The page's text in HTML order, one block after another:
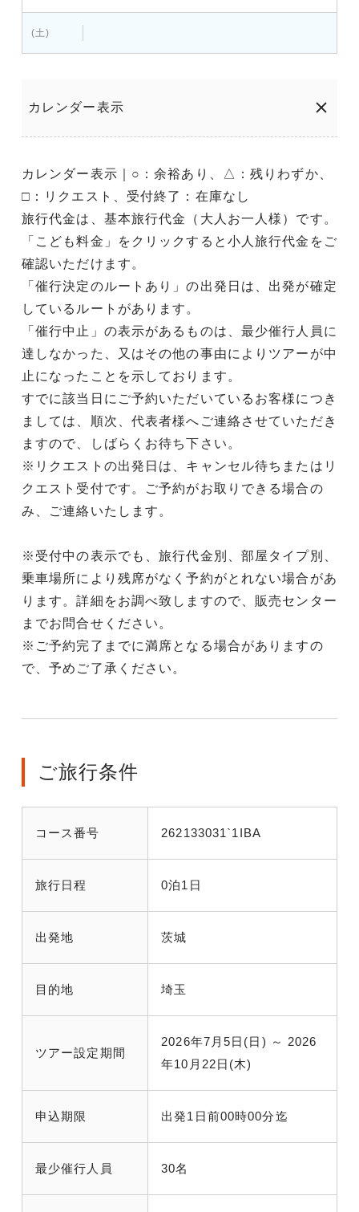
(土)
カレンダー表示
カレンダー表示｜○：余裕あり、△：残りわずか、
□：リクエスト、受付終了：在庫なし
旅行代金は、基本旅行代金（大人お一人様）です。
「こども料金」をクリックすると小人旅行代金をご
確認いただけます。
「催行決定のルートあり」の出発日は、出発が確定
しているルートがあります。
「催行中止」の表示があるものは、最少催行人員に
達しなかった、又はその他の事由によりツアーが中
止になったことを示しております。
すでに該当日にご予約いただいているお客様につき
ましては、順次、代表者様へご連絡させていただき
ますので、しばらくお待ち下さい。
※リクエストの出発日は、キャンセル待ちまたはリ
クエスト受付です。ご予約がお取りできる場合の
み、ご連絡いたします。
※受付中の表示でも、旅行代金別、部屋タイプ別、
乗車場所により残席がなく予約がとれない場合があ
ります。詳細をお調べ致しますので、販売センター
までお問合せください。
※ご予約完了までに満席となる場合がありますの
で、予めご了承ください。
ご旅行条件
コース番号 262133031`1IBA
旅行日程 0泊1日
出発地 茨城
目的地 埼玉
ツアー設定期間
2026年7月5日(日) ～ 2026
年10月22日(木)
申込期限 出発1日前00時00分迄
最少催行人員 30名